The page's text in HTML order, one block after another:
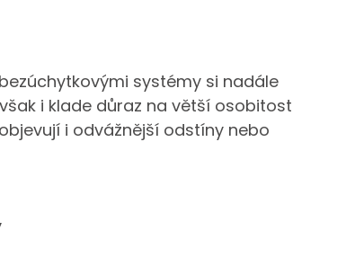
systémy si nadále
i klade důraz na větší osobitost
i odvážnější odstíny nebo